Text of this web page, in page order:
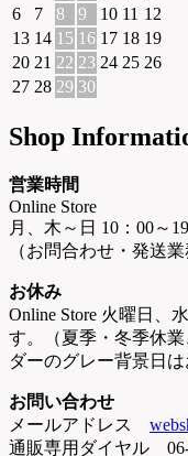
6
7 8 9 10 11 12
13 14 15 16 17 18 19
20 21 22 23 24 25 26
27 28 29 30
Shop
営業時間
Online Store
月、木～日 10：00～
（お問合わせ・発送業
お休み
Online Store 火曜日、
す。（夏季・冬季休
ダーのグレー背景日
お問い合わせ
メールアドレス
通販専用ダイヤル 06-